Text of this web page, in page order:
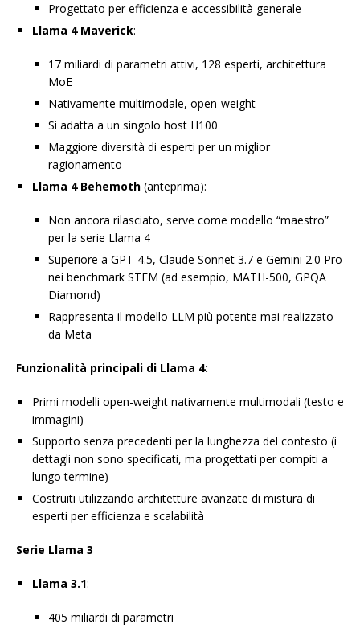
Progettato per efficienza e accessibilità generale
Llama 4 Maverick:
17 miliardi di parametri attivi, 128 esperti, architettura
MoE
Nativamente multimodale, open-weight
Si adatta a un singolo host H100
Maggiore diversità di esperti per un miglior
ragionamento
Llama 4 Behemoth (anteprima):
Non ancora rilasciato, serve come modello “maestro”
per la serie Llama 4
Superiore a GPT-4.5, Claude Sonnet 3.7 e Gemini 2.0 Pro
nei benchmark STEM (ad esempio, MATH-500, GPQA
Diamond)
Rappresenta il modello LLM più potente mai realizzato
da Meta
Funzionalità principali di Llama 4:
Primi modelli open-weight nativamente multimodali (testo e
immagini)
Supporto senza precedenti per la lunghezza del contesto (i
dettagli non sono specificati, ma progettati per compiti a
lungo termine)
Costruiti utilizzando architetture avanzate di mistura di
esperti per efficienza e scalabilità
Serie Llama 3
Llama 3.1:
405 miliardi di parametri